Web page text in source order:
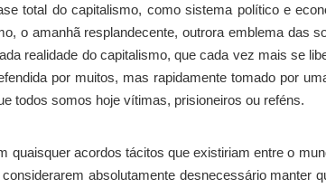
total do capitalismo, como sistema político e
o amanhã resplandecente, outrora emblema das
realidade do capitalismo, que cada vez mais se
por muitos, mas rapidamente tomado por
todos somos hoje vítimas, prisioneiros ou reféns.
quaisquer acordos tácitos que existiriam entre o
absolutamente desnecessário manter